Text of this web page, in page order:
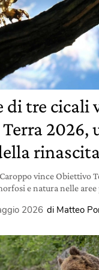
di tre cicali
2026,
vince Obiettivo
e natura nelle
2026 di Matteo